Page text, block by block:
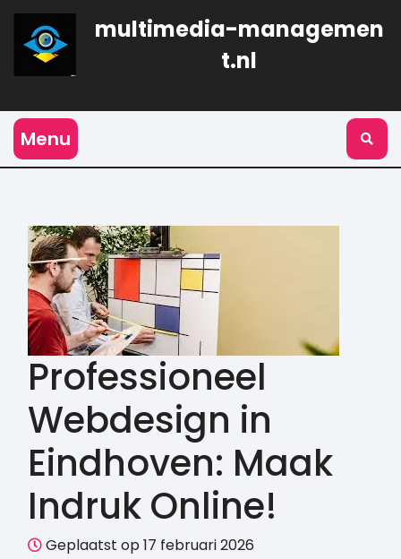
Naar
inhoud
gaan
multimedia-managemen
t.nl
Menu
Professioneel
Webdesign in
Eindhoven: Maak
Indruk Online!
Geplaatst op 17 februari 2026